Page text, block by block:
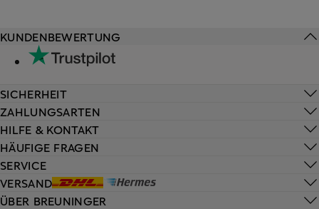
HILFE & KONTAKT
HÄUFIGE FRAGEN
SERVICE
VERSAND
KUNDENBEWERTUNG
SICHERHEIT
ZAHLUNGSARTEN
ÜBER BREUNINGER